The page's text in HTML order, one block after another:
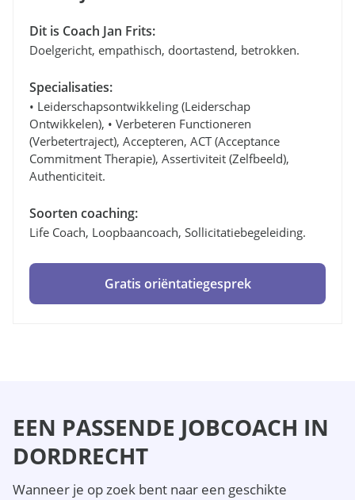
Dit is Coach Jan Frits:
Doelgericht, empathisch, doortastend, betrokken.
Specialisaties:
• Leiderschapsontwikkeling (leiderschap
Ontwikkelen), • Verbeteren Functioneren
(verbetertraject), Accepteren, ACT (Acceptance
Commitment Therapie), Assertiviteit (zelfbeeld),
Authenticiteit.
Soorten coaching:
Life Coach, Loopbaancoach, Sollicitatiebegeleiding.
Gratis oriëntatiegesprek
EEN PASSENDE JOBCOACH IN
DORDRECHT
Wanneer je op zoek bent naar een geschikte